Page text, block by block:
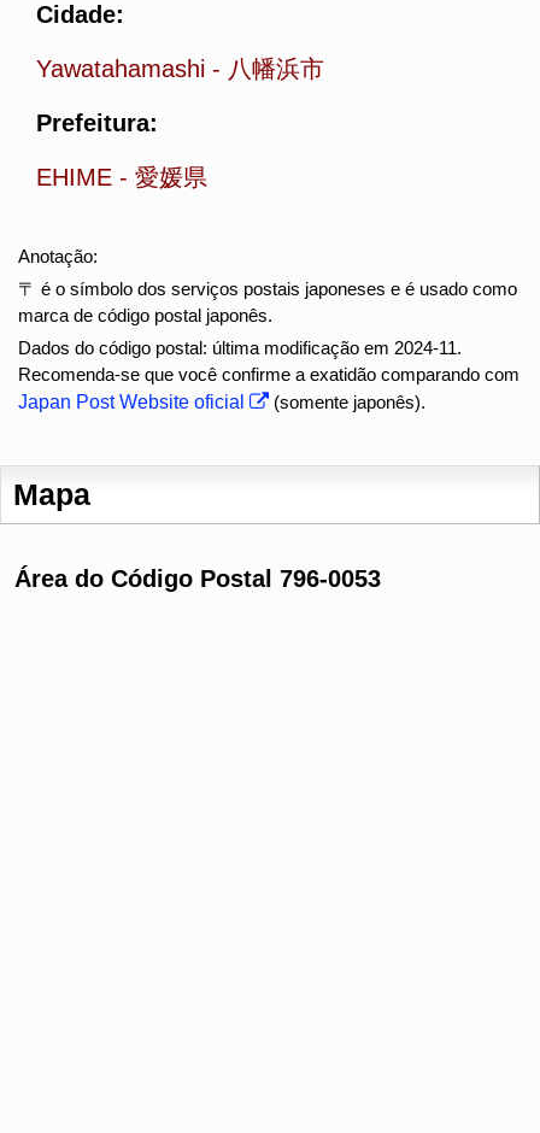
Cidade:
Yawatahamashi - 八幡浜市
Prefeitura:
EHIME - 愛媛県
Anotação:
〒 é o símbolo dos serviços postais japoneses e é usado como
marca de código postal japonês.
Dados do código postal: última modificação em 2024-11.
Recomenda-se que você confirme a exatidão comparando com
Japan Post Website oficial
(somente japonês).
Mapa
Área do Código Postal 796-0053